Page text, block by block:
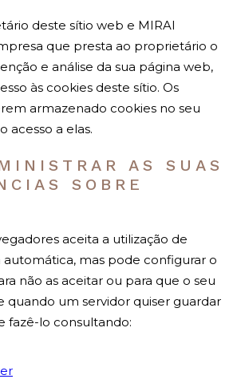
deste sítio web e MIRAI
que presta ao proprietário o
e análise da sua página web,
às cookies deste sítio. Os
armazenado cookies no seu
acesso a elas.
AS SUAS
SOBRE
aceita a utilização de
mas pode configurar o
não as aceitar ou para que o seu
quando um servidor quiser guardar
fazê-lo consultando: